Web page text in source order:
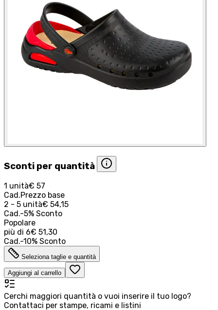
Sconti per quantità
1 unità€ 57
Cad.Prezzo base
2 - 5 unità€ 54,15
Cad.-5% Sconto
Popolare
più di 6€ 51,30
Cad.-10% Sconto
Seleziona taglie e quantità
Aggiungi al carrello
Cerchi maggiori quantità o vuoi inserire il tuo logo?
Contattaci per stampe, ricami e listini